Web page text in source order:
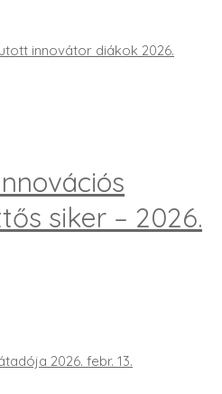
siker – 2026.